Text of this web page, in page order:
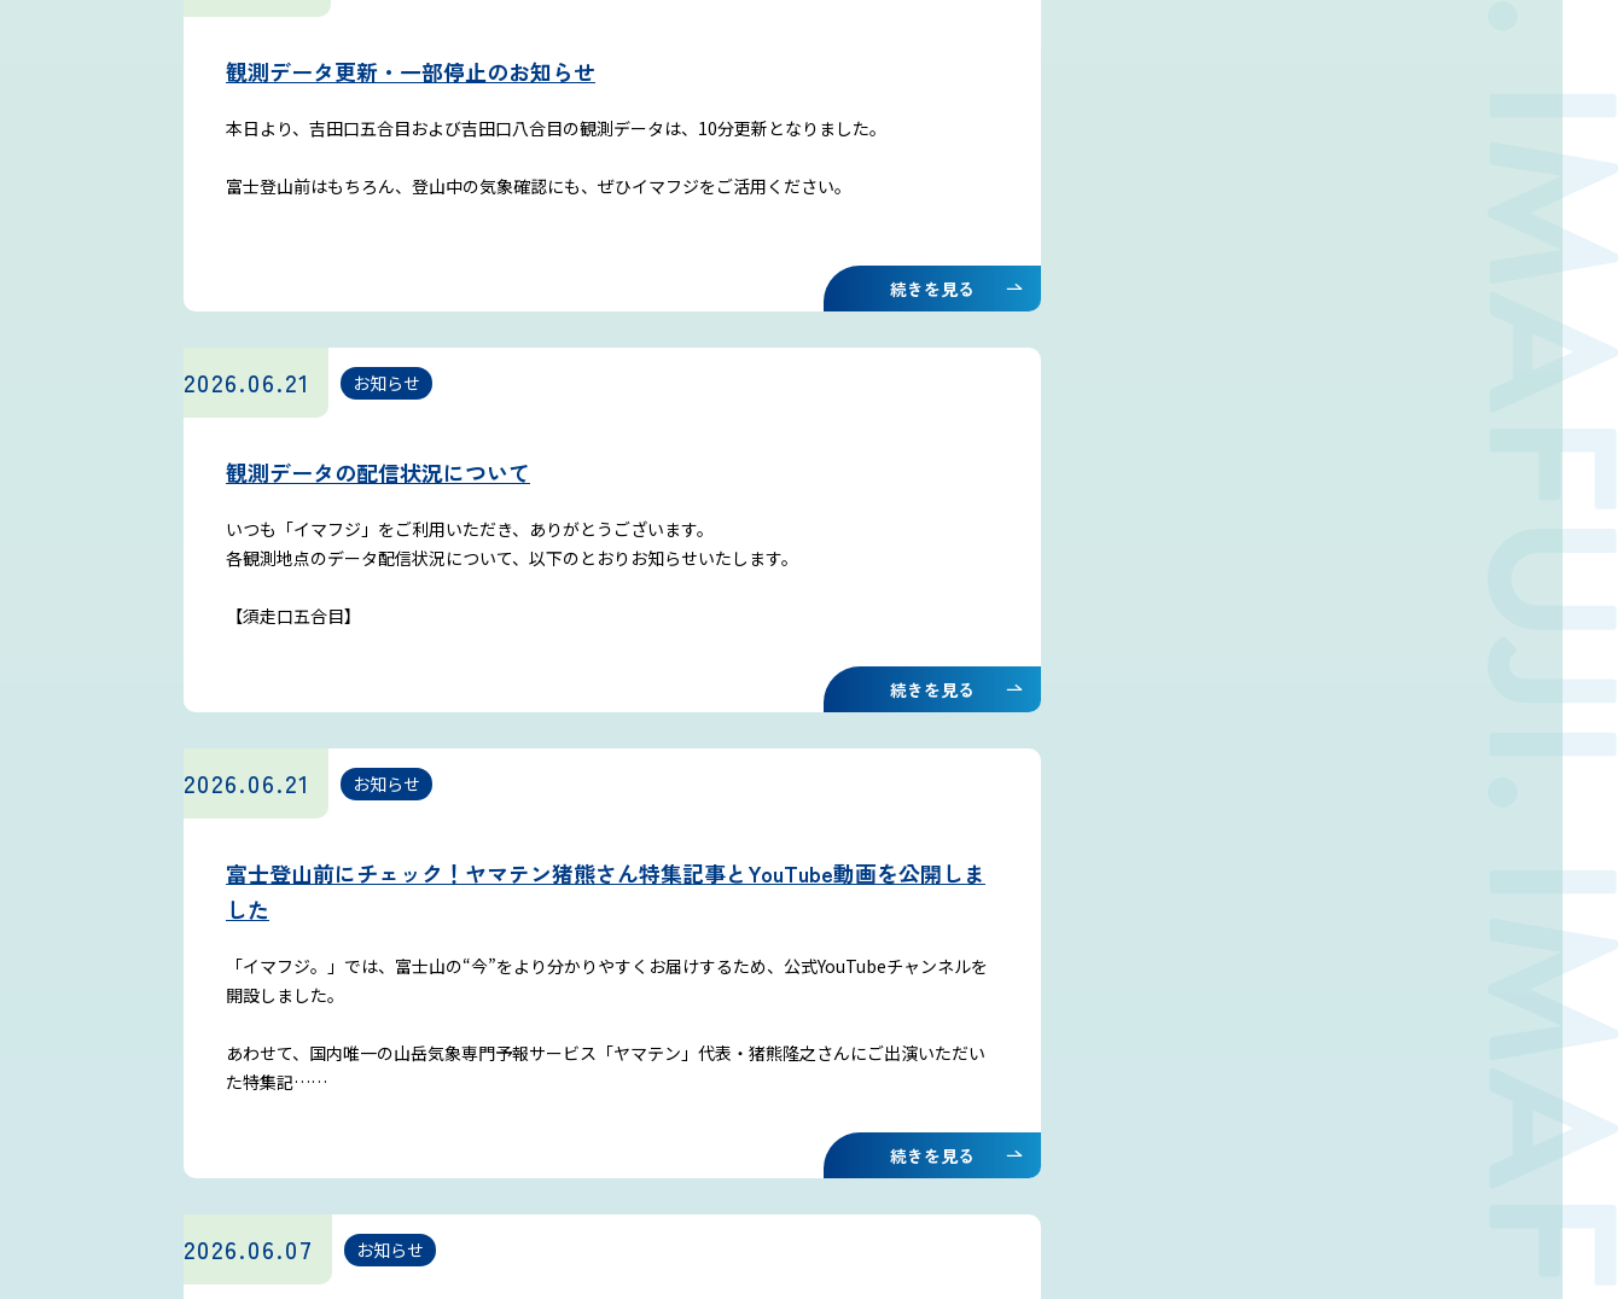
観測データ更新・一部停止のお知らせ
本日より、吉田口五合目および吉田口八合目の観測データは、10分更新となりました。
富士登山前はもちろん、登山中の気象確認にも、ぜひイマフジをご活用ください。
続きを見る
2026.06.21 お知らせ
観測データの配信状況について
いつも「イマフジ」をご利用いただき、ありがとうございます。
各観測地点のデータ配信状況について、以下のとおりお知らせいたします。
【須走口五合目】
続きを見る
2026.06.21 お知らせ
富士登山前にチェック！ヤマテン猪熊さん特集記事とYouTube動画を公開しま
した
「イマフジ。」では、富士山の“今”をより分かりやすくお届けするため、公式YouTubeチャンネルを
開設しました。
あわせて、国内唯一の山岳気象専門予報サービス「ヤマテン」代表・猪熊隆之さんにご出演いただい
た特集記……
続きを見る
2026.06.07 お知らせ